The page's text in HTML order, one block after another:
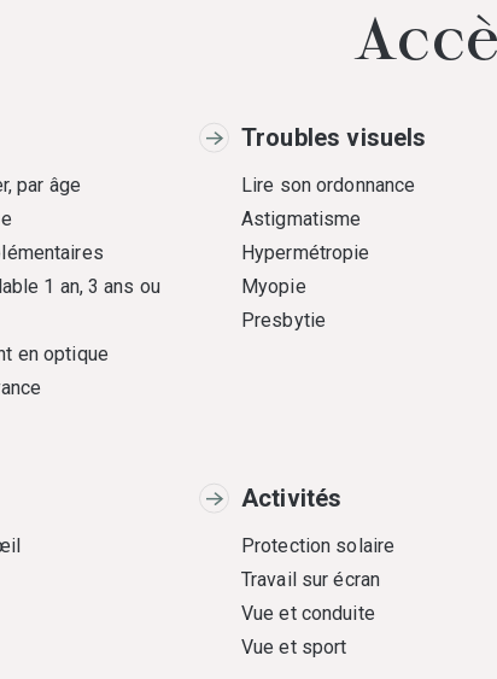
par âge
1 an, 3 ans ou
en optique
Troubles visuels
Lire son ordonnance
Astigmatisme
Hypermétropie
Myopie
Presbytie
Activités
Protection solaire
Travail sur écran
Vue et conduite
Vue et sport